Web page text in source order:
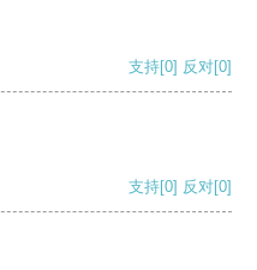
支持[0] 反对[0]
支持[0] 反对[0]